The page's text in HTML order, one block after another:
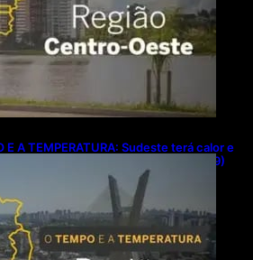
E A TEMPERATURA: Sudeste terá calor e
de chuva isolada neste domingo (9)